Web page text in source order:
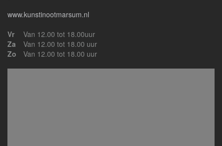
www.kunstinootmarsum.nl
Vr
Van 12.00 tot 18.00uur
Za
Van 12.00 tot 18.00 uur
Zo
Van 12.00 tot 18.00 uur